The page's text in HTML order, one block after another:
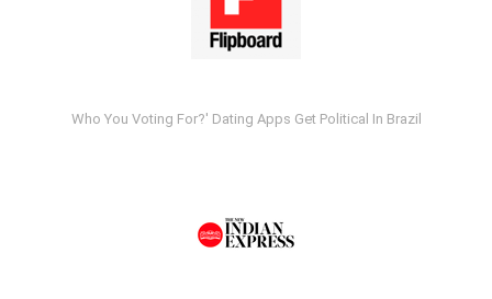
Who You Voting For?' Dating Apps Get Political In Brazil